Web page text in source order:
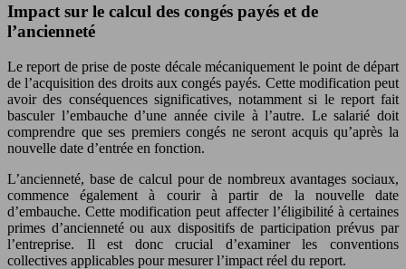
Impact sur le calcul des congés payés et de
l’ancienneté
Le report de prise de poste décale mécaniquement le point de départ
de l’acquisition des droits aux congés payés. Cette modification peut
avoir des conséquences significatives, notamment si le report fait
basculer l’embauche d’une année civile à l’autre. Le salarié doit
comprendre que ses premiers congés ne seront acquis qu’après la
nouvelle date d’entrée en fonction.
L’ancienneté, base de calcul pour de nombreux avantages sociaux,
commence également à courir à partir de la nouvelle date
d’embauche. Cette modification peut affecter l’éligibilité à certaines
primes d’ancienneté ou aux dispositifs de participation prévus par
l’entreprise. Il est donc crucial d’examiner les conventions
collectives applicables pour mesurer l’impact réel du report.